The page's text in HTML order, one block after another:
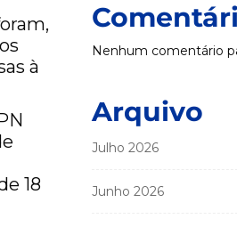
à
18
Nenhum comentário
Arquivo
Julho 2026
Junho 2026